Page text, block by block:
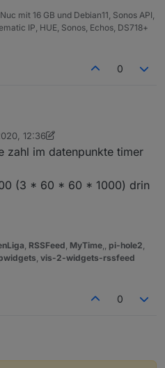
mit 16 GB und Debian11, Sonos API,
IP, HUE, Sonos, Echos, DS718+
0
aufaddiert, und vermutlich
mit 0 möglich.
12:36
zahl im datenpunkte timer
(3 * 60 * 60 * 1000) drin
RSSFeed MyTime pi-hole2
vis-2-widgets-rssfeed
0